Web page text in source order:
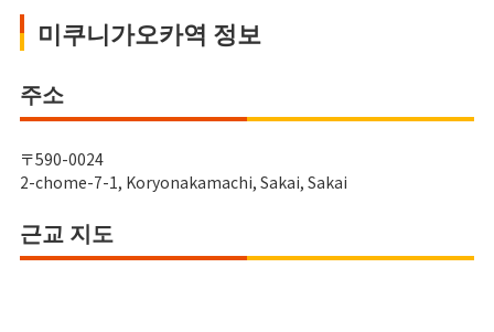
미쿠니가오카역 정보
주소
〒590-0024
2-chome-7-1, Koryonakamachi, Sakai, Sakai
근교 지도